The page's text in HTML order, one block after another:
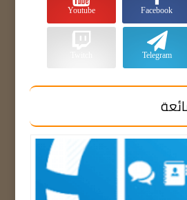
Facebook
Youtube
Telegram